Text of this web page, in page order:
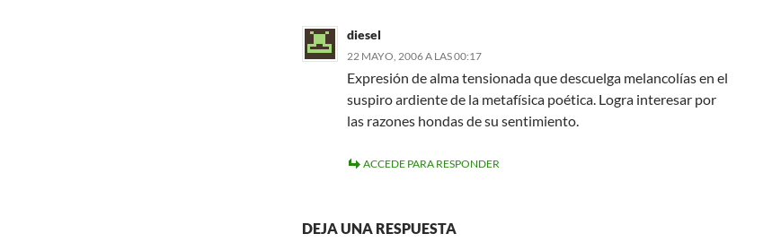
diesel
22 MAYO, 2006 A LAS 00:17
Expresión de alma tensionada que descuelga melancolías en el
suspiro ardiente de la metafísica poética. Logra interesar por
las razones hondas de su sentimiento.
ACCEDE PARA RESPONDER
DEJA UNA RESPUESTA